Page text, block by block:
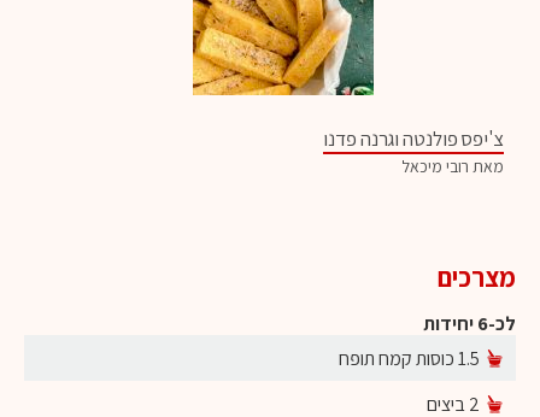
צ'יפס פולנטה וגרנה פדנו
מאת רובי מיכאל
מצרכים
לכ-6 יחידות
1.5 כוסות קמח תופח
2 ביצים